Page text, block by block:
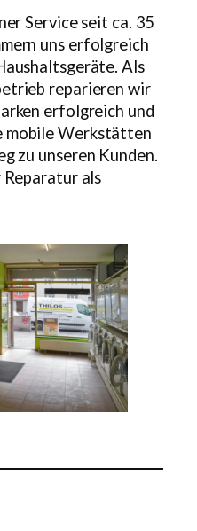
Service seit ca. 35
uns erfolgreich
Als
reparieren wir
erfolgreich und
mobile Werkstätten
zu unseren Kunden.
als